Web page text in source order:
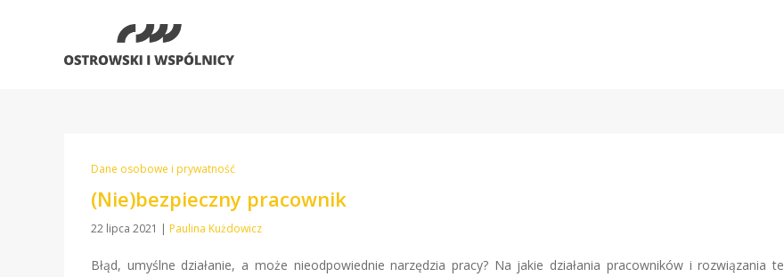
Dane osobowe i prywatność
(Nie)bezpieczny pracownik
22 lipca 2021 | Paulina Kużdowicz
Błąd, umyślne działanie, a może nieodpowiednie narzędzia pracy? Na jakie działania pracowników i rozwiązania